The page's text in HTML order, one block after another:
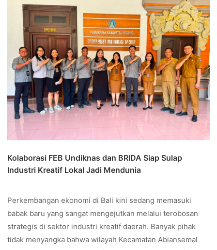
Kolaborasi FEB Undiknas dan BRIDA Siap Sulap
Industri Kreatif Lokal Jadi Mendunia
Perkembangan ekonomi di Bali kini sedang memasuki
babak baru yang sangat mengejutkan melalui terobosan
strategis di sektor industri kreatif daerah. Banyak pihak
tidak menyangka bahwa wilayah Kecamatan Abiansemal